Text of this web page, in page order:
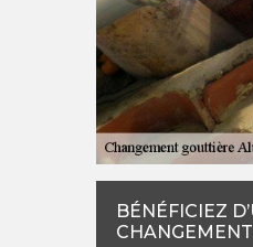
BÉNÉFICIEZ